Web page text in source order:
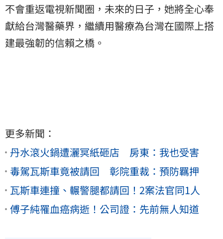
不會重返電視新聞圈，未來的日子，她將全心奉
獻給台灣醫藥界，繼續用醫療為台灣在國際上搭
建最強韌的信賴之橋。
更多新聞：
丹水滾火鍋遭灑冥紙砸店 房東：我也受害
毒駕瓦斯車竟被請回 彰院重裁：預防羈押
瓦斯車連撞、輾警腿都請回！2案法官同1人
傅子純罹血癌病逝！公司證：先前無人知道